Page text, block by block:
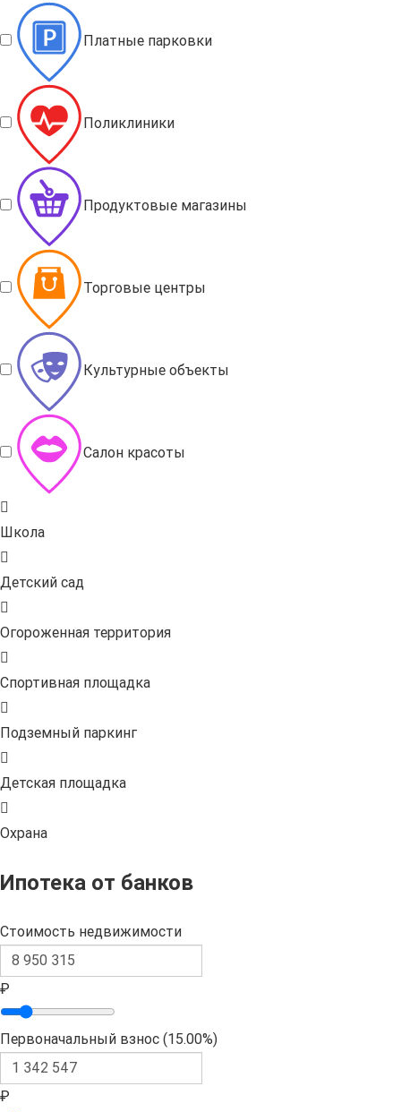
Платные парковки
Поликлиники
Продуктовые магазины
Торговые центры
Культурные объекты
Салон красоты
Школа
Детский сад
Огороженная территория
Спортивная площадка
Подземный паркинг
Детская площадка
Охрана
Ипотека от банков
Стоимость недвижимости
₽
Первоначальный взнос (15.00%)
₽